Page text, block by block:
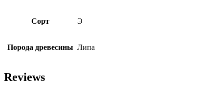
Сорт Э
Порода древесины Липа
Reviews